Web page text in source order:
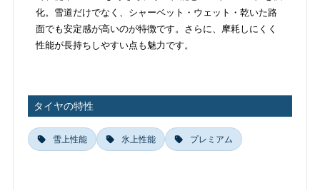
化。雪道だけでなく、シャーベット・ウェット・乾いた路
面でも安定感が高いのが特徴です。さらに、摩耗しにくく
性能が長持ちしやすい点も魅力です。
タイヤの特性
雪上性能 氷上性能 プレミアム